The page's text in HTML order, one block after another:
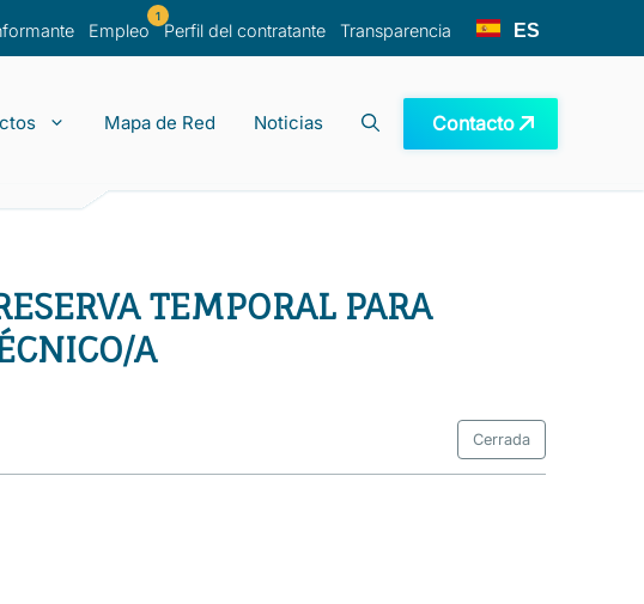
1
Empleo Perfil del contratante Transparencia ES
frecuentes
en manode investigación
Mapa de Red Noticias Contacto
TEMPORAL PARA
A
Cerrada